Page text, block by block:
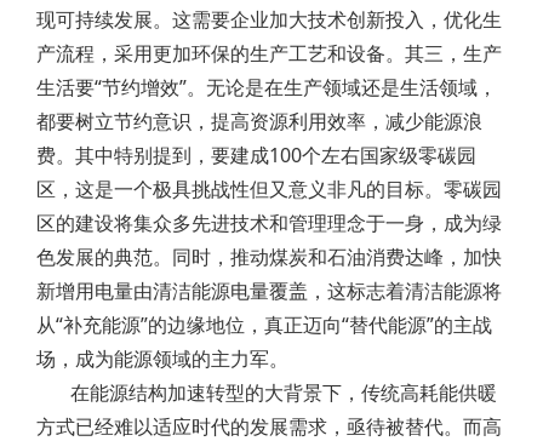
现可持续发展。这需要企业加大技术创新投入，优化生
产流程，采用更加环保的生产工艺和设备。其三，生产
生活要“节约增效”。无论是在生产领域还是生活领域，
都要树立节约意识，提高资源利用效率，减少能源浪
费。其中特别提到，要建成100个左右国家级零碳园
区，这是一个极具挑战性但又意义非凡的目标。零碳园
区的建设将集众多先进技术和管理理念于一身，成为绿
色发展的典范。同时，推动煤炭和石油消费达峰，加快
新增用电量由清洁能源电量覆盖，这标志着清洁能源将
从“补充能源”的边缘地位，真正迈向“替代能源”的主战
场，成为能源领域的主力军。
在能源结构加速转型的大背景下，传统高耗能供暖
方式已经难以适应时代的发展需求，亟待被替代。而高